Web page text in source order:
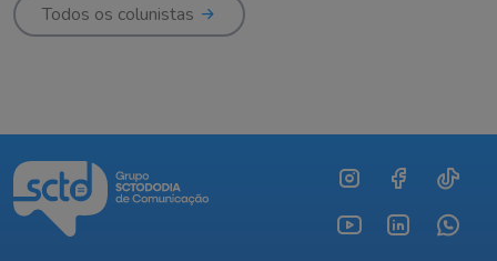
Todos os colunistas